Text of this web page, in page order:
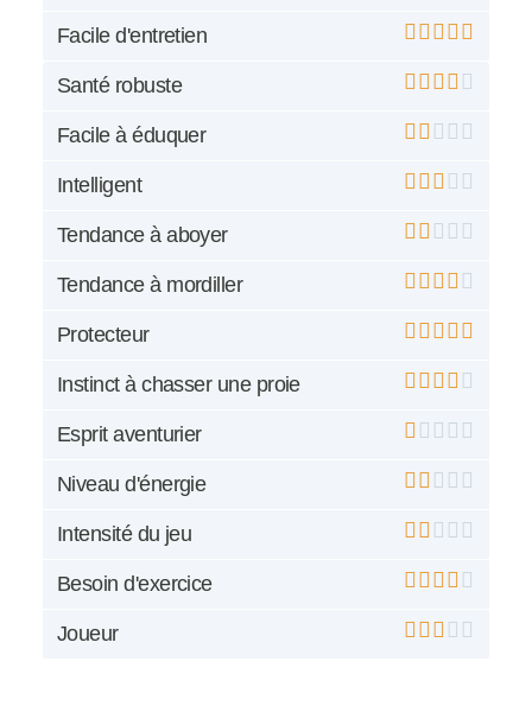
Facile d'entretien
Santé robuste
Facile à éduquer
Intelligent
Tendance à aboyer
Tendance à mordiller
Protecteur
Instinct à chasser une proie
Esprit aventurier
Niveau d'énergie
Intensité du jeu
Besoin d'exercice
Joueur